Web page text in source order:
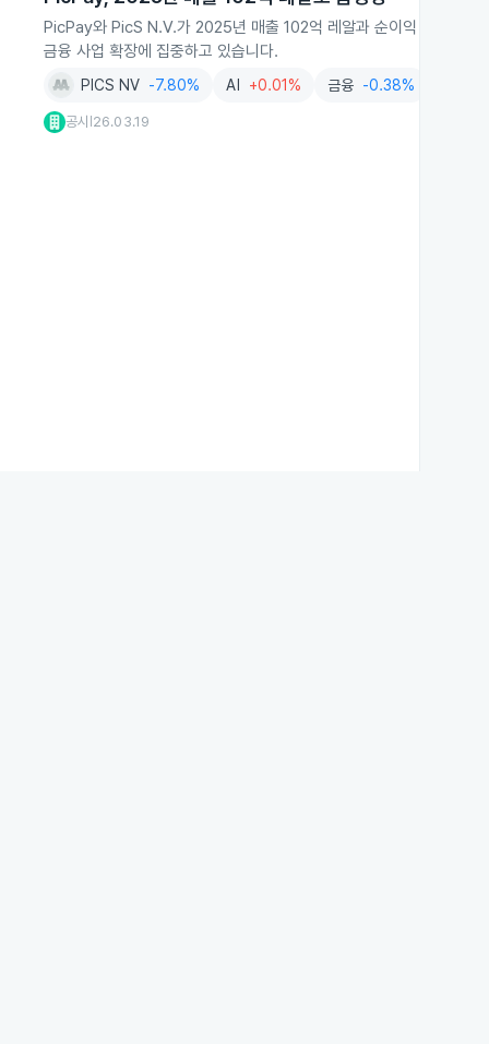
PicPay와 PicS N.V.가 2025년 매출 102억 레알과 순이익 5억 200
금융 사업 확장에 집중하고 있습니다.
PICS NV -7.80% AI +0.01% 금융 -0.38%
공시 26.03.19